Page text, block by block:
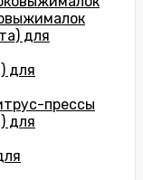
для
прессы